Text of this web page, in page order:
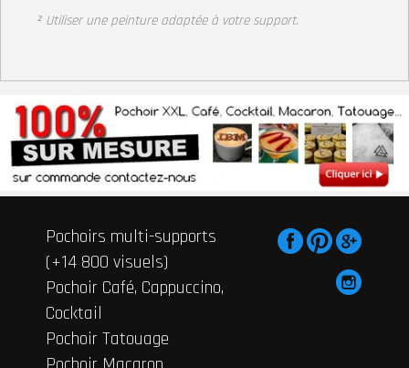
² Utiliser une peinture adaptée à votre support.
Pochoirs multi-supports
(+14 800 visuels)
Pochoir Café, Cappuccino,
Cocktail
Pochoir Tatouage